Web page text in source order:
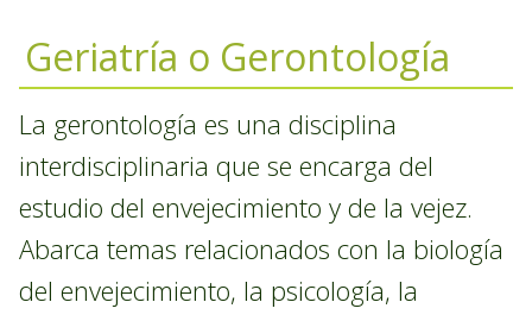
Geriatría o Gerontología
La gerontología es una disciplina
interdisciplinaria que se encarga del
estudio del envejecimiento y de la vejez.
Abarca temas relacionados con la biología
del envejecimiento, la psicología, la